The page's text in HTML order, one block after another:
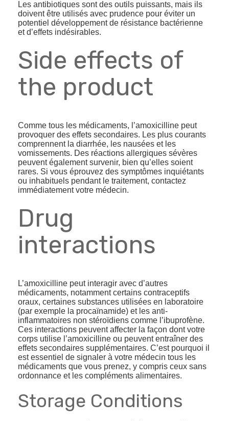
Les antibiotiques sont des outils puissants, mais ils
doivent être utilisés avec prudence pour éviter un
potentiel développement de résistance bactérienne
et d’effets indésirables.
Side effects of
the product
Comme tous les médicaments, l’amoxicilline peut
provoquer des effets secondaires. Les plus courants
comprennent la diarrhée, les nausées et les
vomissements. Des réactions allergiques sévères
peuvent également survenir, bien qu’elles soient
rares. Si vous éprouvez des symptômes inquiétants
ou inhabituels pendant le traitement, contactez
immédiatement votre médecin.
Drug
interactions
L’amoxicilline peut interagir avec d’autres
médicaments, notamment certains contraceptifs
oraux, certaines substances utilisées en laboratoire
(par exemple la procaïnamide) et les anti-
inflammatoires non stéroïdiens comme l’ibuprofène.
Ces interactions peuvent affecter la façon dont votre
corps utilise l’amoxicilline ou peuvent entraîner des
effets secondaires supplémentaires. C’est pourquoi il
est essentiel de signaler à votre médecin tous les
médicaments que vous prenez, y compris ceux sans
ordonnance et les compléments alimentaires.
Storage Conditions